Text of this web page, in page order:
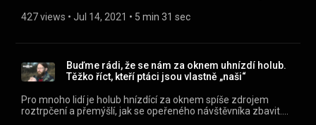
box zdraví nebezpečný sport? „To je strašně velikánský téma.
všechno. Dřív byl box sport uhlířů, bohužel teď je to spíš sport
manažerů. Bylo by skvělý, kdyby tam bylo míň manažerů a víc
bojovníků,“ říká Pavel Hynek, mezinárodní boxerský rozhodčí a
předseda Dozorčí rady České boxerské asociace. Ochrana
zdraví nejenom v profesionálním boxu je podle něj dnes na
vysoké úrovni. Jaká zranění jsou v boxu největší problém?
427 views • Jul 14, 2021 • 5 min 31 sec
Buďme rádi, že se nám za oknem uhnízdí holub.
Těžko říct, kteří ptáci jsou vlastně „naši“
Pro mnoho lidí je holub hnízdící za oknem spíše zdrojem
roztrpčení a přemýšlí, jak se opeřeného návštěvníka zbavit.